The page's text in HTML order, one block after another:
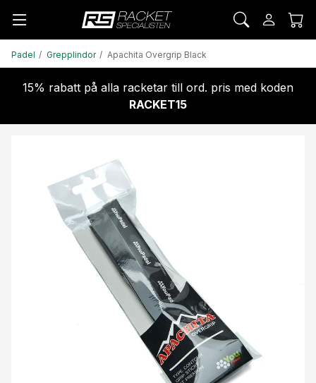
Padel Grepplindor Apachita Overgrip Black
15% rabatt på alla racketar till ord. pris med koden
RACKET15